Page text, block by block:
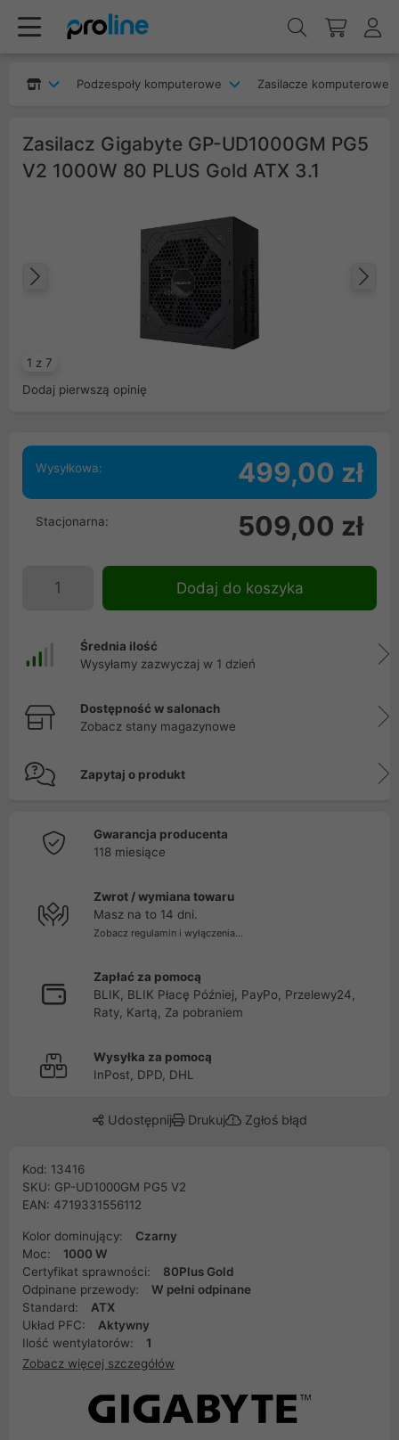
Podzespoły komputerowe Zasilacze komputerowe
Zasilacz Gigabyte GP-UD1000GM PG5
V2 1000W 80 PLUS Gold ATX 3.1
1 z 7
Poprzedni
Dodaj pierwszą opinię
Wysyłkowa: 499,00 zł
Stacjonarna: 509,00 zł
Dodaj do koszyka
Średnia ilość
Wysyłamy zazwyczaj w 1 dzień
Dostępność w salonach
Zobacz stany magazynowe
Zapytaj o produkt
Gwarancja producenta
118 miesiące
Zwrot / wymiana towaru
Masz na to 14 dni.
Zobacz regulamin i wyłączenia...
Zapłać za pomocą
BLIK, BLIK Płacę Później, PayPo, Przelewy24,
Raty, Kartą, Za pobraniem
Wysyłka za pomocą
InPost, DPD, DHL
Udostępnij Drukuj Zgłoś błąd
Kod: 13416
SKU: GP-UD1000GM PG5 V2
EAN: 4719331556112
Kolor dominujący:
Czarny
Moc:
1000 W
Certyfikat sprawności:
80Plus Gold
Odpinane przewody:
W pełni odpinane
Standard:
ATX
Układ PFC:
Aktywny
Ilość wentylatorów:
1
Zobacz więcej szczegółów